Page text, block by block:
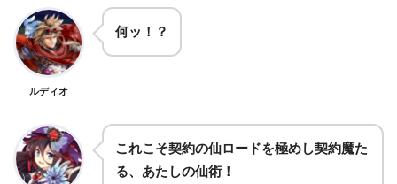
ルディオ
何ッ！？
これこそ契約の仙ロードを極めし契約魔た
る、あたしの仙術！